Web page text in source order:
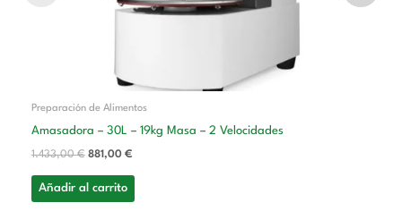
Preparación de Alimentos
Amasadora – 30L – 19kg Masa – 2 Velocidades
1.433,00€ 881,00 €
Añadir al carrito